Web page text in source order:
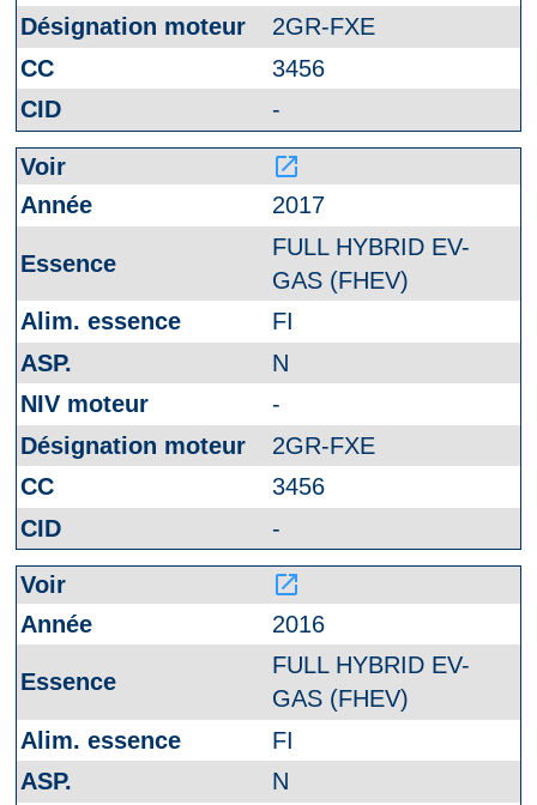
2GR-FXE
3456
-
launch
2017
FULL HYBRID EV-
GAS (FHEV)
FI
N
-
2GR-FXE
3456
-
launch
2016
FULL HYBRID EV-
GAS (FHEV)
FI
N